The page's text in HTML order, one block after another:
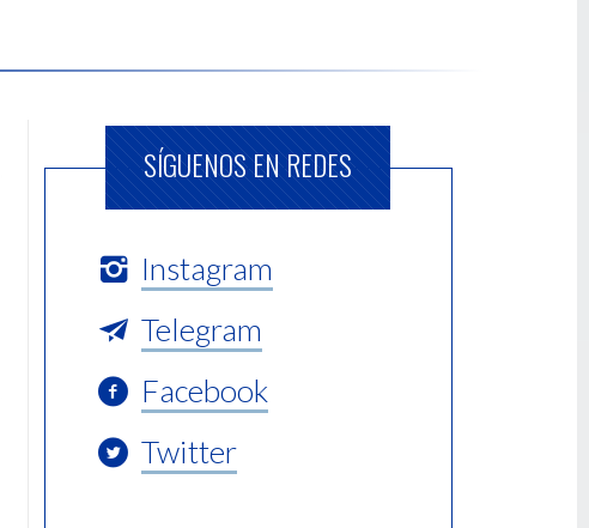
SÍGUENOS EN REDES
Instagram
Telegram
Facebook
Twitter